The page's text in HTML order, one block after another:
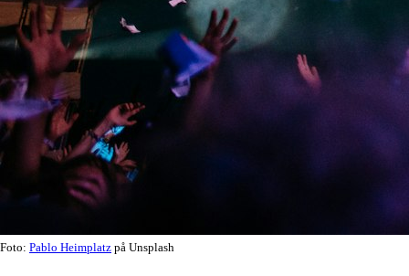
Foto: Pablo Heimplatz på Unsplash